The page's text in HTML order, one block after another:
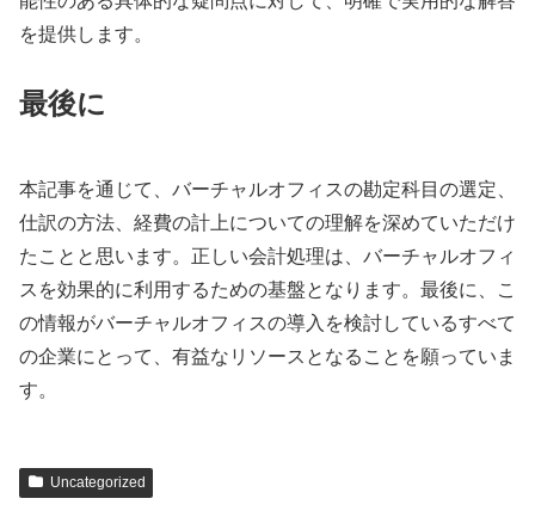
を提供します。
最後に
本記事を通じて、バーチャルオフィスの勘定科目の選定、
仕訳の方法、経費の計上についての理解を深めていただけ
たことと思います。正しい会計処理は、バーチャルオフィ
スを効果的に利用するための基盤となります。最後に、こ
の情報がバーチャルオフィスの導入を検討しているすべて
の企業にとって、有益なリソースとなることを願っていま
す。
Uncategorized